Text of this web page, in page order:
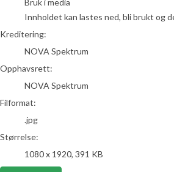
Bruk i media
Innholdet kan lastes ned, bli brukt og
Kreditering:
NOVA Spektrum
Opphavsrett:
NOVA Spektrum
Filformat:
.jpg
Størrelse:
1080 x 1920, 391 KB